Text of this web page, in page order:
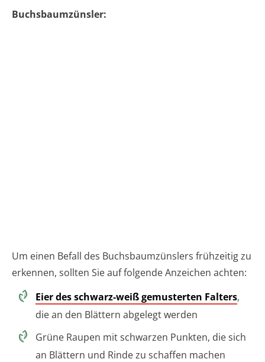
Buchsbaumzünsler:
Um einen Befall des Buchsbaumzünslers frühzeitig zu
erkennen, sollten Sie auf folgende Anzeichen achten:
Eier des schwarz-weiß gemusterten Falters,
die an den Blättern abgelegt werden
Grüne Raupen mit schwarzen Punkten, die sich
an Blättern und Rinde zu schaffen machen